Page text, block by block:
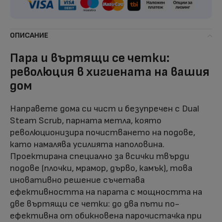
ОПИСАНИЕ
Пара и въртящи се четки:
революция в хигиената на вашия
дом
Направете дома си чист и безупречен с Dual
Steam Scrub, парната метла, която
революционизира почистването на подове,
като намалява усилията наполовина.
Проектирана специално за всички твърди
подове (плочки, мрамор, дърво, камък), това
иновативно решение съчетава
ефективността на парата с мощността на
две въртящи се четки: до два пъти по-
ефективна от обикновена парочистачка при